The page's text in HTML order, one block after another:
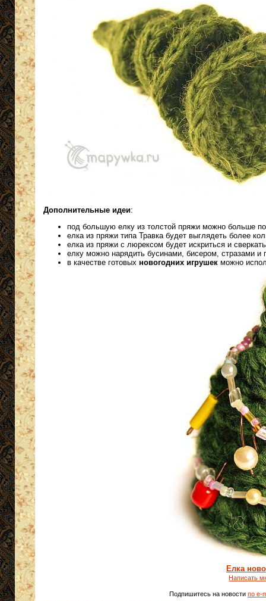
Дополнительные идеи:
под большую елку из толстой пряжи можно больше
елка из пряжи типа Травка будет выглядеть более
елка из пряжи с люрексом будет искриться и сверкать
елку можно нарядить бусинами, бисером, стразами и
в качестве готовых новогодних игрушекможно
Елка
Написать
Подпишитесь на новости по e-